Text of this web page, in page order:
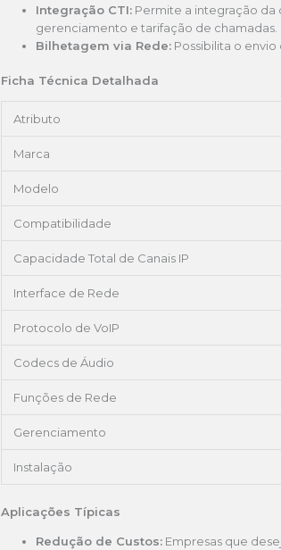
Integração CTI: Permite a integração da
gerenciamento e tarifação de chamadas.
Bilhetagem via Rede: Possibilita o
Ficha Técnica Detalhada
Atributo
Marca
Modelo
Compatibilidade
Capacidade Total de Canais IP
Interface de Rede
Protocolo de VoIP
Codecs de Áudio
Funções de Rede
Gerenciamento
Instalação
Aplicações Típicas
Redução de Custos: Empresas que